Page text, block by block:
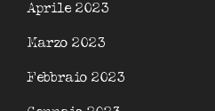
Aprile 2023
Marzo 2023
Febbraio 2023